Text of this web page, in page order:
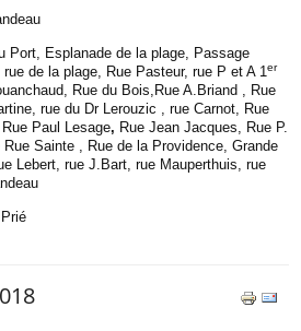
Port, Esplanade de la plage, Passage
rue de la plage, Rue Pasteur, rue P et A 1er
Rue du Bois,Rue A.Briand , Rue
rue du Dr Lerouzic , rue Carnot, Rue
Paul Lesage, Rue Jean Jacques, Rue P.
Rue Sainte , Rue de la Providence, Grande
Lebert, rue J.Bart, rue Mauperthuis, rue